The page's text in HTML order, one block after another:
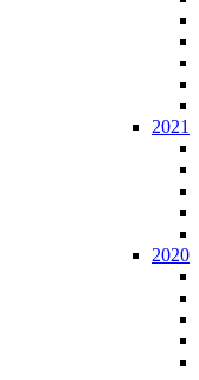
2021
2020